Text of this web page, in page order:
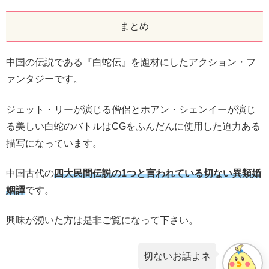
まとめ
中国の伝説である『白蛇伝』を題材にしたアクション・フ
ァンタジーです。
ジェット・リーが演じる僧侶とホアン・シェンイーが演じ
る美しい白蛇のバトルはCGをふんだんに使用した迫力ある
描写になっています。
中国古代の四大民間伝説の1つと言われている切ない異類婚
姻譚です。
興味が湧いた方は是非ご覧になって下さい。
切ないお話よネ